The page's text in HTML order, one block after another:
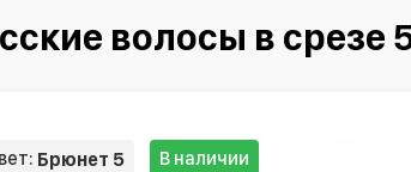
волосы в срезе
Брюнет 5 В наличии